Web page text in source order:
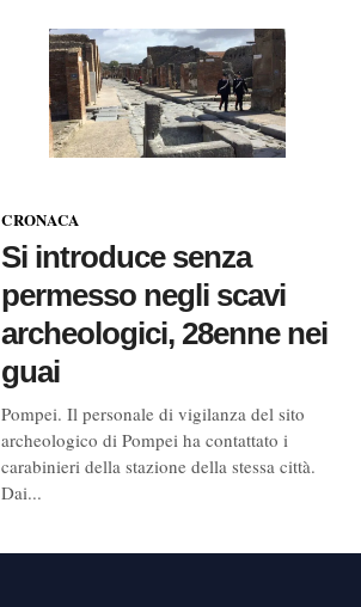
CRONACA
Si introduce senza
permesso negli scavi
archeologici, 28enne nei
guai
Pompei. Il personale di vigilanza del sito
archeologico di Pompei ha contattato i
carabinieri della stazione della stessa città.
Dai...